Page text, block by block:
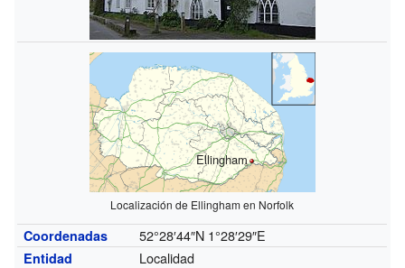
Ellingham
Localización de Ellingham en Norfolk
Coordenadas 52°28′44″N 1°28′29″E
Entidad
Localidad